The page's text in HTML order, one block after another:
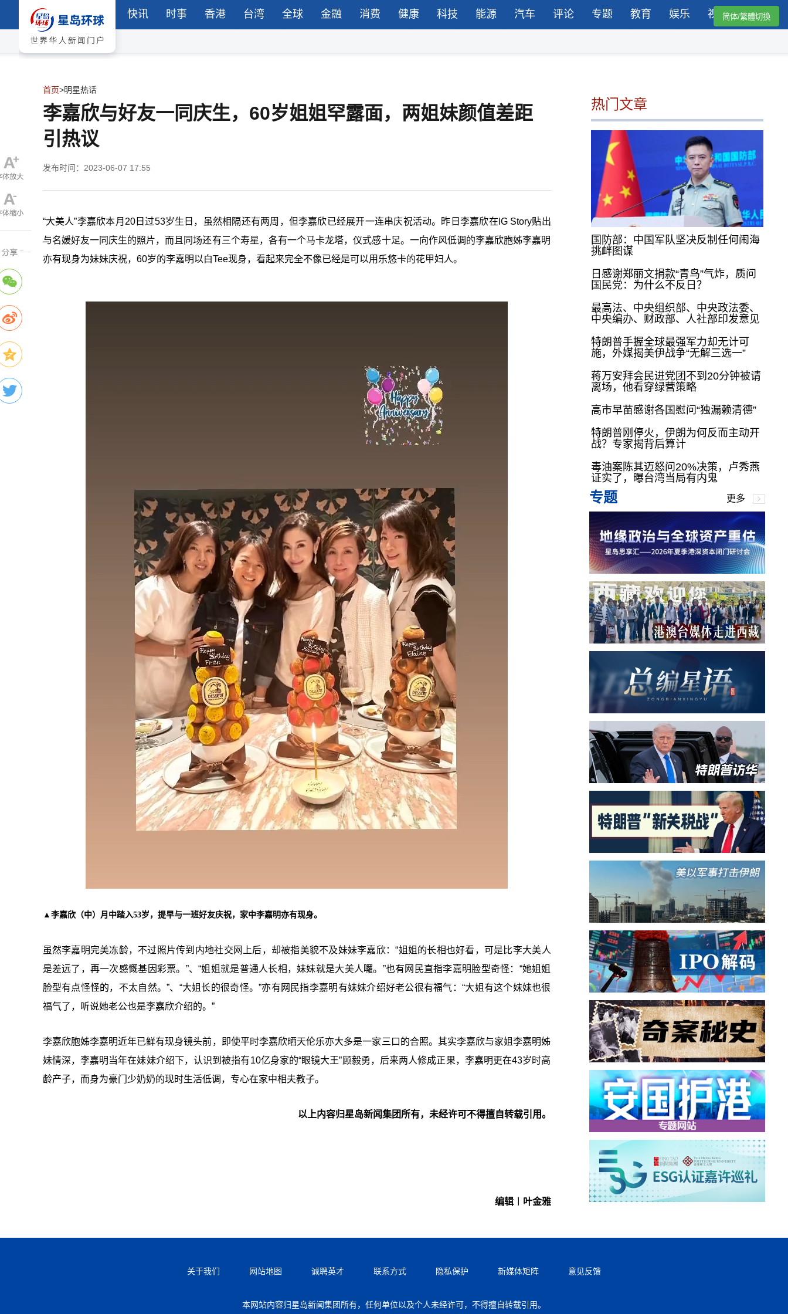
快讯 时事 香港 台湾 全球 金融 消费 健康 科技 能源 汽车 评论 专题 教育 娱乐 视频简体/繁體切換
首页>明星热话
李嘉欣与好友一同庆生，60岁姐姐罕露面，两姐妹颜值差距
引热议
发布时间：2023-06-07 17:55
“大美人”李嘉欣本月20日过53岁生日，虽然相隔还有两周，但李嘉欣已经展开一连串庆祝活动。昨日李嘉欣在IG Story贴出
与名媛好友一同庆生的照片，而且同场还有三个寿星，各有一个马卡龙塔，仪式感十足。一向作风低调的李嘉欣胞姊李嘉明
亦有现身为妹妹庆祝，60岁的李嘉明以白Tee现身，看起来完全不像已经是可以用乐悠卡的花甲妇人。
▲李嘉欣（中）月中踏入53岁，提早与一班好友庆祝，家中李嘉明亦有现身。
虽然李嘉明完美冻龄，不过照片传到内地社交网上后，却被指美貌不及妹妹李嘉欣：“姐姐的长相也好看，可是比李大美人
是差远了，再一次感慨基因彩票。”、“姐姐就是普通人长相，妹妹就是大美人囉。”也有网民直指李嘉明脸型奇怪：“她姐姐
脸型有点怪怪的，不太自然。”、“大姐长的很奇怪。”亦有网民指李嘉明有妹妹介绍好老公很有福气：“大姐有这个妹妹也很
福气了，听说她老公也是李嘉欣介绍的。”
李嘉欣胞姊李嘉明近年已鲜有现身镜头前，即使平时李嘉欣晒天伦乐亦大多是一家三口的合照。其实李嘉欣与家姐李嘉明姊
妹情深，李嘉明当年在妹妹介绍下，认识到被指有10亿身家的“眼镜大王”顾毅勇，后来两人修成正果，李嘉明更在43岁时高
龄产子，而身为豪门少奶奶的现时生活低调，专心在家中相夫教子。
以上内容归星岛新闻集团所有，未经许可不得擅自转载引用。
编辑︱叶金雅
热门文章
国防部：中国军队坚决反制任何闹海
挑衅图谋
日感谢郑丽文捐款“青鸟”气炸，质问
国民党：为什么不反日？
最高法、中央组织部、中央政法委、
中央编办、财政部、人社部印发意见
特朗普手握全球最强军力却无计可
施，外媒揭美伊战争“无解三选一”
蒋万安拜会民进党团不到20分钟被请
离场，他看穿绿营策略
高市早苗感谢各国慰问“独漏赖清德”
特朗普刚停火，伊朗为何反而主动开
战？专家揭背后算计
毒油案陈其迈怒问20%决策，卢秀燕
证实了，曝台湾当局有内鬼
专题 更多
关于我们 网站地图 诚聘英才 联系方式 隐私保护 新媒体矩阵 意见反馈
本网站内容归星岛新闻集团所有，任何单位以及个人未经许可，不得擅自转载引用。